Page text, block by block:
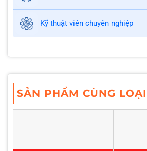
Kỹ thuật viên chuyên nghiệp
SẢN PHẨM CÙNG LOẠI